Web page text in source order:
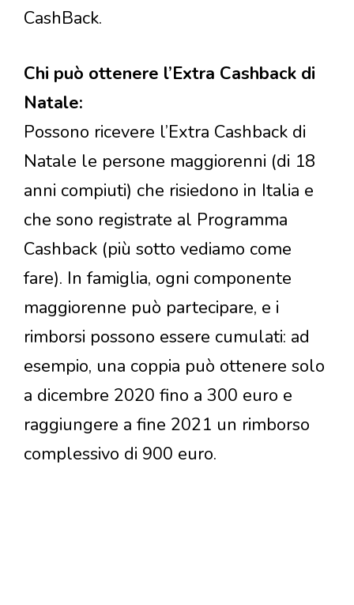
CashBack.
Chi può ottenere l’Extra Cashback di
Natale:
Possono ricevere l’Extra Cashback di
Natale le persone maggiorenni (di 18
anni compiuti) che risiedono in Italia e
che sono registrate al Programma
Cashback (più sotto vediamo come
fare). In famiglia, ogni componente
maggiorenne può partecipare, e i
rimborsi possono essere cumulati: ad
esempio, una coppia può ottenere solo
a dicembre 2020 fino a 300 euro e
raggiungere a fine 2021 un rimborso
complessivo di 900 euro.